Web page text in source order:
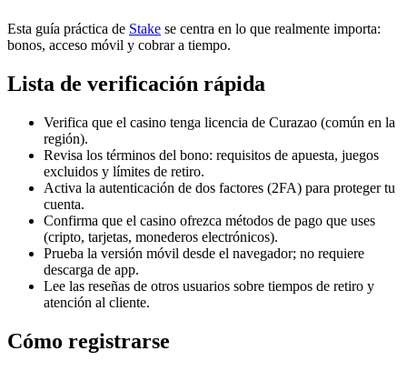
Esta guía práctica de Stake se centra en lo que realmente importa:
bonos, acceso móvil y cobrar a tiempo.
Lista de verificación rápida
Verifica que el casino tenga licencia de Curazao (común en la
región).
Revisa los términos del bono: requisitos de apuesta, juegos
excluidos y límites de retiro.
Activa la autenticación de dos factores (2FA) para proteger tu
cuenta.
Confirma que el casino ofrezca métodos de pago que uses
(cripto, tarjetas, monederos electrónicos).
Prueba la versión móvil desde el navegador; no requiere
descarga de app.
Lee las reseñas de otros usuarios sobre tiempos de retiro y
atención al cliente.
Cómo registrarse